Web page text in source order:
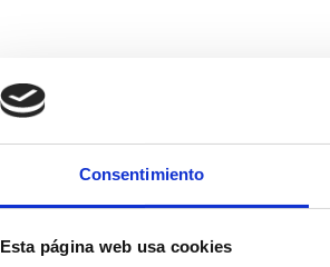
Consentimiento
Esta página web usa cookies